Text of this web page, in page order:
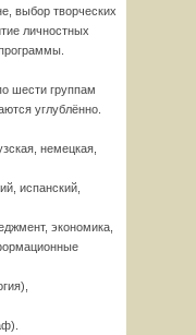
выбор творческих
личностных
шести группам
углублённо.
немецкая,
испанский,
экономика,